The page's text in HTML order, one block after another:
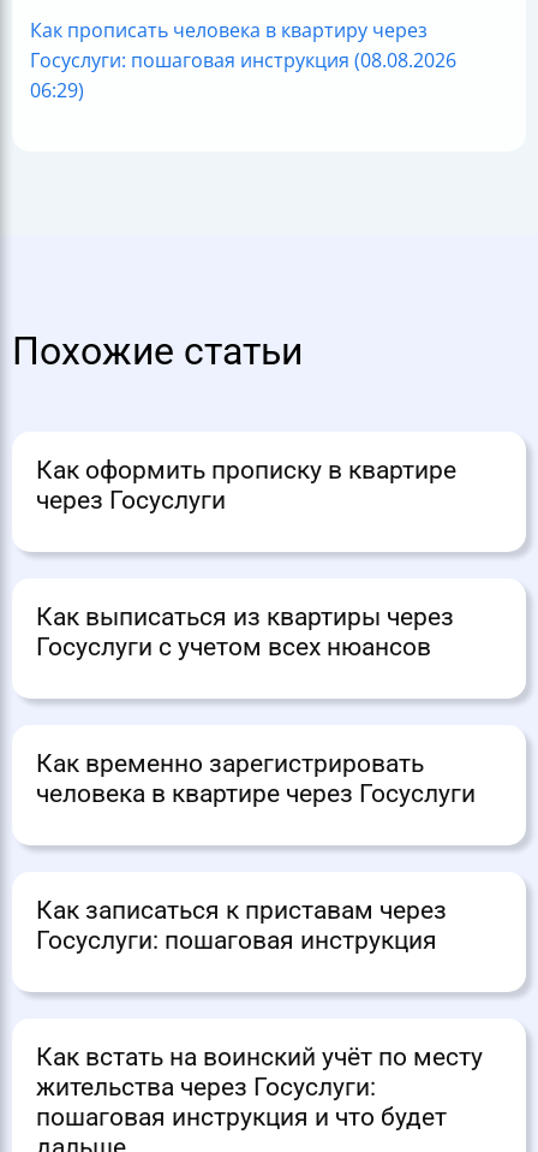
Как прописать человека в квартиру через
Госуслуги: пошаговая инструкция (08.08.2026
06:29)
Похожие статьи
Как оформить прописку в квартире
через Госуслуги
Как выписаться из квартиры через
Госуслуги с учетом всех нюансов
Как временно зарегистрировать
человека в квартире через Госуслуги
Как записаться к приставам через
Госуслуги: пошаговая инструкция
Как встать на воинский учёт по месту
жительства через Госуслуги:
пошаговая инструкция и что будет